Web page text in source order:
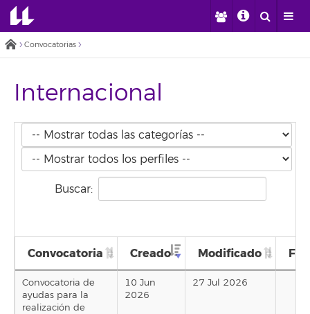
Convocatorias
Internacional
Buscar:
Convocatoria Creado Modificado Fin
Convocatoria de
ayudas para la
realización de
10 Jun
2026
27 Jul 2026